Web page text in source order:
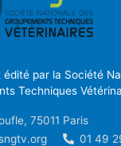
édité par la Société
Techniques
75011 Paris
01 49